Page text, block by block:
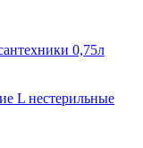
0,75л